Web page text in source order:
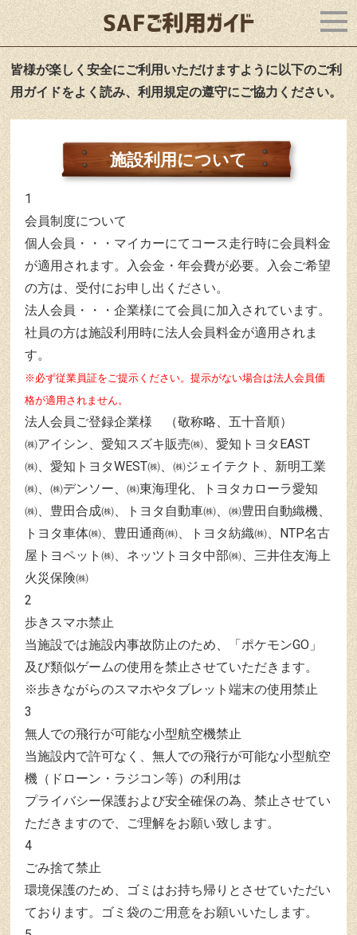
SAFご利用ガイド
皆様が楽しく安全にご利用いただけますように以下のご利
用ガイドをよく読み、利用規定の遵守にご協力ください。
施設利用について
1
会員制度について
個人会員・・・マイカーにてコース走行時に会員料金
が適用されます。入会金・年会費が必要。入会ご希望
の方は、受付にお申し出ください。
法人会員・・・企業様にて会員に加入されています。
社員の方は施設利用時に法人会員料金が適用されま
す。
※必ず従業員証をご提示ください。提示がない場合は法人会員価
格が適用されません。
法人会員ご登録企業様 （敬称略、五十音順）
㈱アイシン、愛知スズキ販売㈱、愛知トヨタEAST
㈱、愛知トヨタWEST㈱、㈱ジェイテクト、新明工業
㈱、㈱デンソー、㈱東海理化、トヨタカローラ愛知
㈱、豊田合成㈱、トヨタ自動車㈱、㈱豊田自動織機、
トヨタ車体㈱、豊田通商㈱、トヨタ紡織㈱、NTP名古
屋トヨペット㈱、ネッツトヨタ中部㈱、三井住友海上
火災保険㈱
2
歩きスマホ禁止
当施設では施設内事故防止のため、「ポケモンGO」
及び類似ゲームの使用を禁止させていただきます。
※歩きながらのスマホやタブレット端末の使用禁止
3
無人での飛行が可能な小型航空機禁止
当施設内で許可なく、無人での飛行が可能な小型航空
機（ドローン・ラジコン等）の利用は
プライバシー保護および安全確保の為、禁止させてい
ただきますので、ご理解をお願い致します。
4
ごみ捨て禁止
環境保護のため、ゴミはお持ち帰りとさせていただい
ております。ゴミ袋のご用意をお願いいたします。